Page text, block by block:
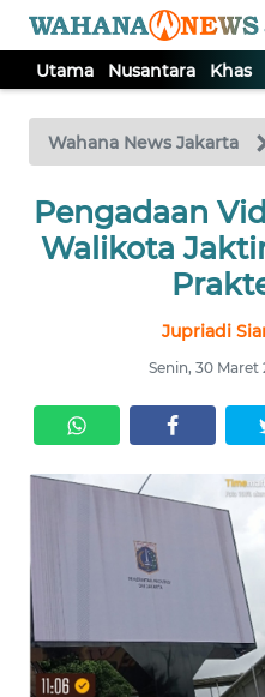
Utama Nusantara Khas
Wahana News Jakarta
Pengadaan
Walikota
Jupriadi
Senin, 30
TV
Tutup
UTAMA
SERBA-
SERBI
Informasi
INDEKS
BERITA